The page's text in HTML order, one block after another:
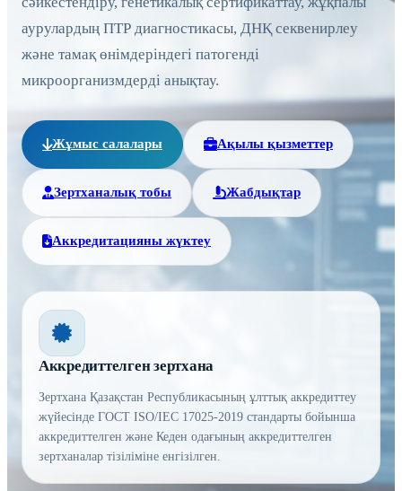
аурулардың ПТР диагностикасы, ДНҚ секвенирлеу
және тамақ өнімдеріндегі патогенді
микроорганизмдерді анықтау.
Жұмыс салалары Ақылы қызметтер
Зертханалық тобы Жабдықтар
Аккредитацияны жүктеу
Аккредиттелген зертхана
Зертхана Қазақстан Республикасының ұлттық аккредиттеу
жүйесінде ГОСТ ISO/IEC 17025-2019 стандарты бойынша
аккредиттелген және Кеден одағының аккредиттелген
зертханалар тізіліміне енгізілген.